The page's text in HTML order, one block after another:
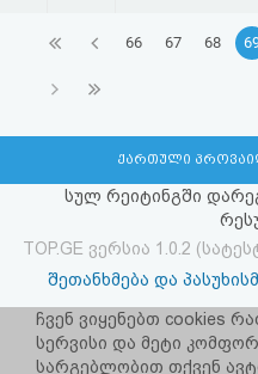
66 67 68
ქართული
სულ რეიტინგში
TOP.GE ვერსია 1.0.2
შეთანხმება და
იხილეთ TOP.GE -
ჩვენ ვიყენებთ cookies
სერვისი და მეტი
სარგებლობით თქვენ